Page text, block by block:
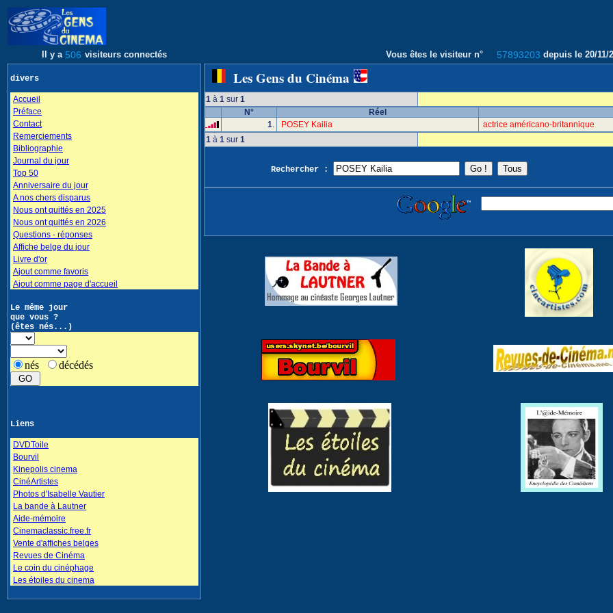
Il y a 506 visiteurs connectés Vous êtes le visiteur n° 57893203 depuis le 20/11/
divers
Accueil
Préface
Contact
Remerciements
Bibliographie
Journal du jour
Top 50
Anniversaire du jour
A nos chers disparus
Nous ont quittés en 2025
Nous ont quittés en 2026
Questions - réponses
Affiche belge du jour
Livre d'or
Ajout comme favoris
Ajout comme page d'accueil
Le même jour
que vous ?
(êtes nés...)
nés décédés
Liens
DVDToile
Bourvil
Kinepolis cinema
CinéArtistes
Photos d'Isabelle Vautier
La bande à Lautner
Aide-mémoire
Cinemaclassic.free.fr
Vente d'affiches belges
Revues de Cinéma
Le coin du cinéphage
Les étoiles du cinema
Les Gens du Cinéma
1 à 1 sur 1
N°
Réel
1. POSEY Kailia
actrice américano-britannique
1 à 1 sur 1
Rechercher :